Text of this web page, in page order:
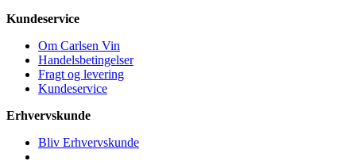
Kundeservice
Om Carlsen Vin
Handelsbetingelser
Fragt og levering
Kundeservice
Erhvervskunde
Bliv Erhvervskunde